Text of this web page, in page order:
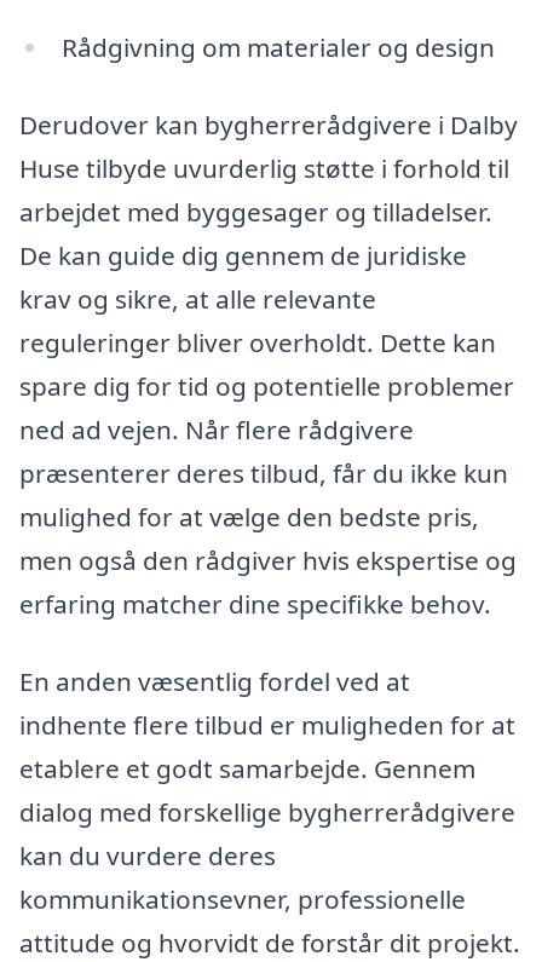
Rådgivning om materialer og design
Derudover kan bygherrerådgivere i Dalby
Huse tilbyde uvurderlig støtte i forhold til
arbejdet med byggesager og tilladelser.
De kan guide dig gennem de juridiske
krav og sikre, at alle relevante
reguleringer bliver overholdt. Dette kan
spare dig for tid og potentielle problemer
ned ad vejen. Når flere rådgivere
præsenterer deres tilbud, får du ikke kun
mulighed for at vælge den bedste pris,
men også den rådgiver hvis ekspertise og
erfaring matcher dine specifikke behov.
En anden væsentlig fordel ved at
indhente flere tilbud er muligheden for at
etablere et godt samarbejde. Gennem
dialog med forskellige bygherrerådgivere
kan du vurdere deres
kommunikationsevner, professionelle
attitude og hvorvidt de forstår dit projekt.